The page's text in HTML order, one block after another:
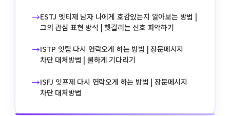
→ESTJ 엣티제 남자 나에게 호감있는지 알아보는 방법 |
그의 관심 표현 방식 | 헷갈리는 신호 파악하기
→ISTP 잇팁 다시 연락오게 하는 방법 | 장문메시지
차단 대처방법 | 쿨하게 기다리기
→ISFJ 잇프제 다시 연락오게 하는 방법 | 장문메시지
차단 대처방법